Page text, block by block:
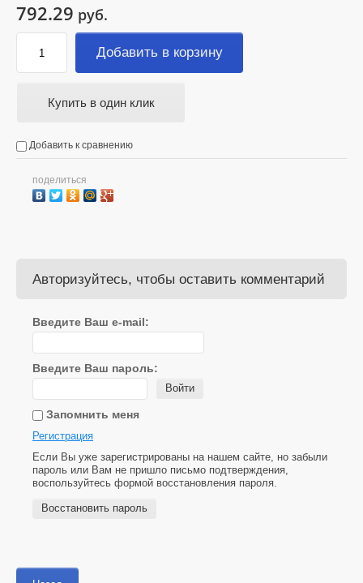
792.29 руб.
Добавить в корзину
Купить в один клик
Добавить к сравнению
поделиться
Авторизуйтесь, чтобы оставить комментарий
Введите Ваш e-mail:
Введите Ваш пароль:
Войти
Запомнить меня
Регистрация
Если Вы уже зарегистрированы на нашем сайте, но забыли
пароль или Вам не пришло письмо подтверждения,
воспользуйтесь формой восстановления пароля.
Восстановить пароль